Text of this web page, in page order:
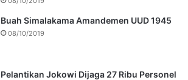
Buah Simalakama Amandemen UUD 1945
08/10/2019
Pelantikan Jokowi Dijaga 27 Ribu Personel